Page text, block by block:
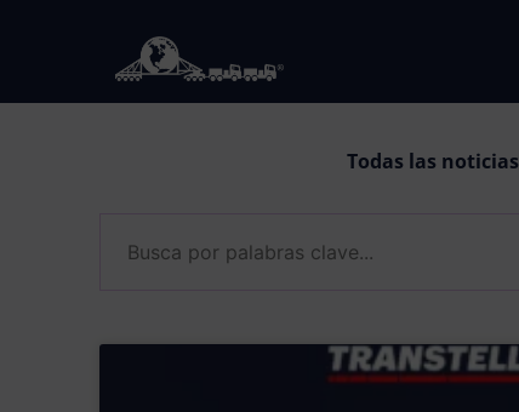
Todas las noticias